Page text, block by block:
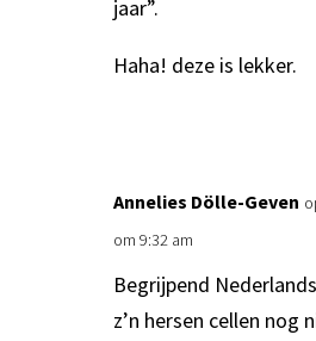
jaar”.
Haha! deze is lekker.
Annelies Dölle-Geven
om 9:32 am
Begrijpend
z’n hersen cellen nog